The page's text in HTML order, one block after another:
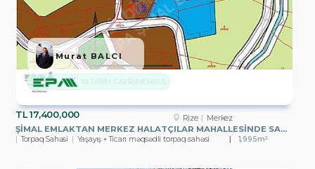
TL17,400,000 Rize Merkez
ŞİMAL EMLAKTAN MERKEZ HALATÇILAR MAHALLESİNDE SATILIK ARSA
Torpaq Sahəsi Yaşayış + Ticarı məqsədli torpaq sahəsi 1,995m²
Murat BALCI